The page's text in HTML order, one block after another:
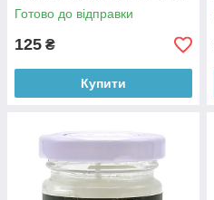
Готово до відправки
125 ₴
Купити